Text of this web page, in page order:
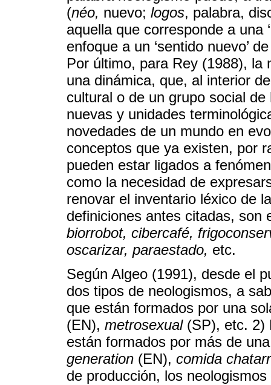
(néo, nuevo; logos, palabra,
aquella que corresponde a una
enfoque a un ‘sentido nuevo’
Por último, para Rey (1988), la
una dinámica, que, al interior
cultural o de un grupo social
nuevas y unidades
novedades de un mundo en
conceptos que ya existen, por
pueden estar ligados a
como la necesidad de
renovar el inventario léxico de
definiciones antes citadas, son
biorrobot, cibercafé,
oscarizar, paraestado, etc.
Según Algeo (1991), desde el
dos tipos de neologismos, a
que están formados por una
(EN), metrosexual (SP), etc. 2)
están formados por más de
generation (EN), comida
de producción, los